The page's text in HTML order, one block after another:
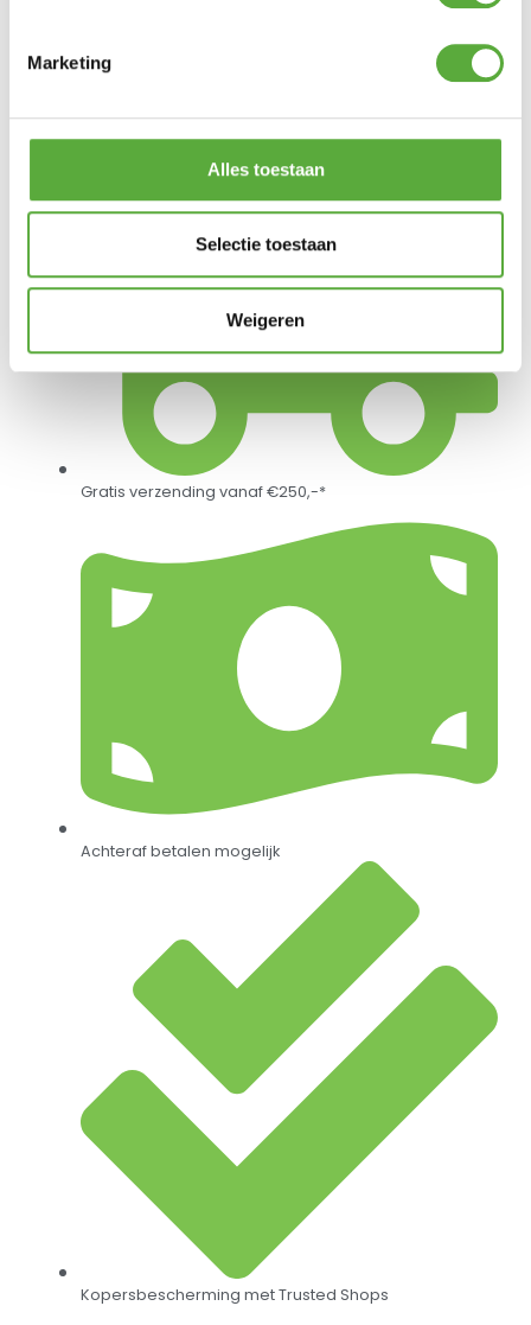
Marketing
Alles toestaan
Selectie toestaan
Weigeren
4 Seasons Outdoor Allora tuinstoel – Terre
Gratis verzending vanaf €250,-*
Achteraf betalen mogelijk
Kopersbescherming met Trusted Shops